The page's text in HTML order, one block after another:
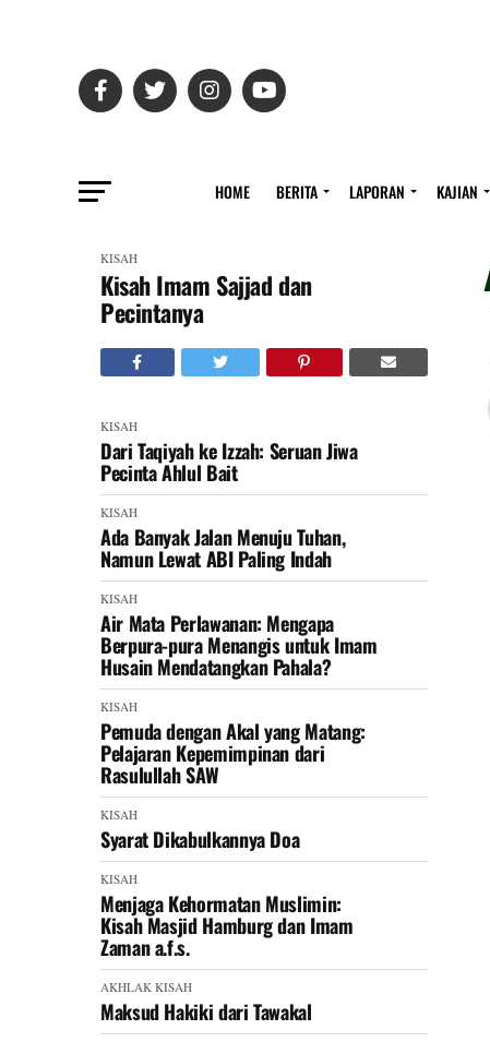
HOME BERITA LAPORAN KAJIAN
KISAH
Kisah Imam Sajjad dan
Pecintanya
KISAH
Dari Taqiyah ke Izzah: Seruan Jiwa
Pecinta Ahlul Bait
KISAH
Ada Banyak Jalan Menuju Tuhan,
Namun Lewat ABI Paling Indah
KISAH
Air Mata Perlawanan: Mengapa
Berpura-pura Menangis untuk Imam
Husain Mendatangkan Pahala?
KISAH
Pemuda dengan Akal yang Matang:
Pelajaran Kepemimpinan dari
Rasulullah SAW
KISAH
Syarat Dikabulkannya Doa
KISAH
Menjaga Kehormatan Muslimin:
Kisah Masjid Hamburg dan Imam
Zaman a.f.s.
AKHLAK KISAH
Maksud Hakiki dari Tawakal